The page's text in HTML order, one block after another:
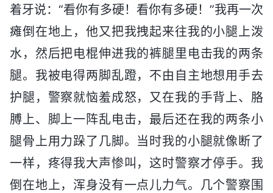
着牙说：“看你有多硬！看你有多硬！”我再一次
瘫倒在地上，他又把我拽起来往我的小腿上泼
水，然后把电棍伸进我的裤腿里电击我的两条
腿。我被电得两脚乱蹬，不由自主地想用手去
护腿，警察就恼羞成怒，又在我的手背上、胳
膊上、脚上一阵乱电击，最后还在我的两条小
腿骨上用力跺了几脚。当时我的小腿就像断了
一样，疼得我大声惨叫，这时警察才停手。我
倒在地上，浑身没有一点儿力气。几个警察围